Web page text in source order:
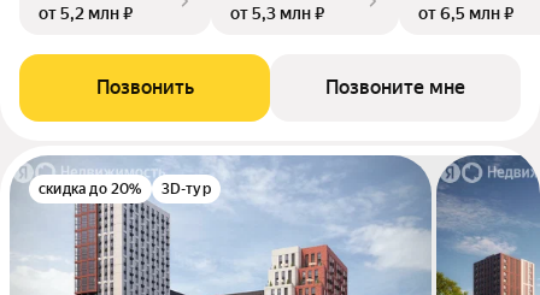
от 5,2 млн ₽
от 5,3 млн ₽
от 6,5 млн ₽
Позвонить Позвоните мне
скидка до 20% 3D-тур